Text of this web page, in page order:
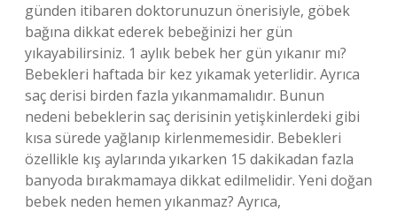
günden itibaren doktorunuzun önerisiyle, göbek
bağına dikkat ederek bebeğinizi her gün
yıkayabilirsiniz. 1 aylık bebek her gün yıkanır mı?
Bebekleri haftada bir kez yıkamak yeterlidir. Ayrıca
saç derisi birden fazla yıkanmamalıdır. Bunun
nedeni bebeklerin saç derisinin yetişkinlerdeki gibi
kısa sürede yağlanıp kirlenmemesidir. Bebekleri
özellikle kış aylarında yıkarken 15 dakikadan fazla
banyoda bırakmamaya dikkat edilmelidir. Yeni doğan
bebek neden hemen yıkanmaz? Ayrıca,